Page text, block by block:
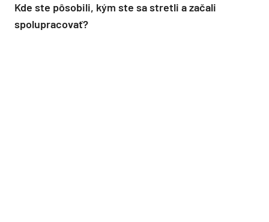
Kde ste pôsobili, kým ste sa stretli a začali
spolupracovať?